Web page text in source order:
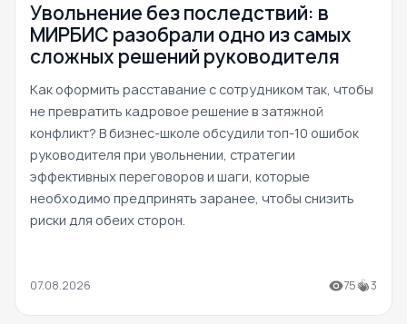
Увольнение без последствий: в
МИРБИС разобрали одно из самых
сложных решений руководителя
Как оформить расставание с сотрудником так, чтобы
не превратить кадровое решение в затяжной
конфликт? В бизнес-школе обсудили топ-10 ошибок
руководителя при увольнении, стратегии
эффективных переговоров и шаги, которые
необходимо предпринять заранее, чтобы снизить
риски для обеих сторон.
07.08.2026 75 3